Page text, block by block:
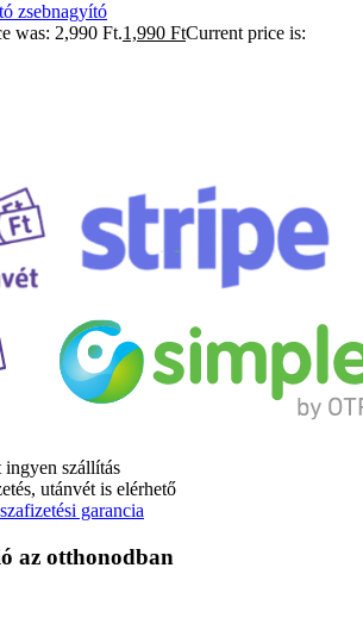
zsebnagyító
was: 2,990 Ft.1,990 FtCurrent price is:
szállítás
utánvét is elérhető
garancia
az otthonodban